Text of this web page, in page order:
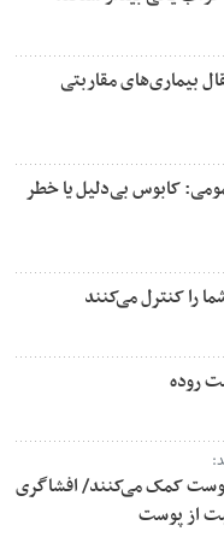
بیماری‌های مقاربتی
کابوس بی‌دلیل یا خطر
را کنترل می‌کنند
روده
کمک می‌کنند/ افشاگری
از پوست